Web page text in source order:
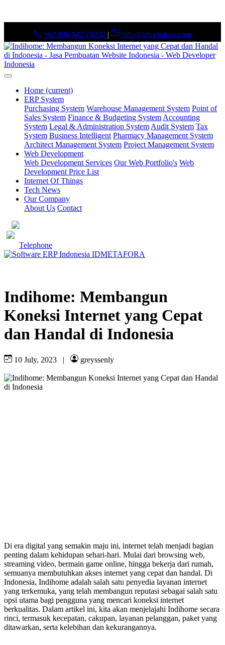
+62 896 6423 0232 | info@idmetafora.com
Home (current)
ERP System
Purchasing System Warehouse Management System Point of
Sales System Finance & Budgeting System Accounting
System Legal & Administration System Audit System Tax
System Business Intelligent Pharmacy Management System
Architect Management System Project Management System
Web Development
Web Development Services Our Web Portfolio's Web
Development Price List
Internet Of Things
Tech News
Our Company
About Us Contact
Telephone
Indihome: Membangun
Koneksi Internet yang Cepat
dan Handal di Indonesia
10 July, 2023 | greyssenly
Di era digital yang semakin maju ini, internet telah menjadi bagian
penting dalam kehidupan sehari-hari. Mulai dari browsing web,
streaming video, bermain game online, hingga bekerja dari rumah,
semuanya membutuhkan akses internet yang cepat dan handal. Di
Indonesia, Indihome adalah salah satu penyedia layanan internet
yang terkemuka, yang telah membangun reputasi sebagai salah satu
opsi utama bagi pengguna yang mencari koneksi internet
berkualitas. Dalam artikel ini, kita akan menjelajahi Indihome secara
rinci, termasuk kecepatan, cakupan, layanan pelanggan, paket yang
ditawarkan, serta kelebihan dan kekurangannya.